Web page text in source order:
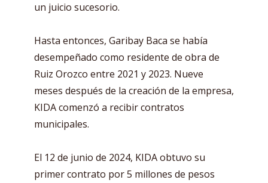
un juicio sucesorio.
Hasta entonces, Garibay Baca se había
desempeñado como residente de obra de
Ruiz Orozco entre 2021 y 2023. Nueve
meses después de la creación de la empresa,
KIDA comenzó a recibir contratos
municipales.
El 12 de junio de 2024, KIDA obtuvo su
primer contrato por 5 millones de pesos